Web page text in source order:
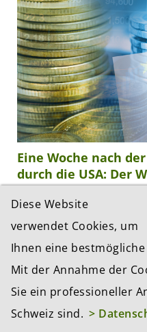
Eine Woche nach
durch die USA: Der
die Schuldenfrage
07.08.2026, 11:28 Uhr
Die koordinierte
Japan hat den Yen von
zurückgeholt. Die
den Umweg Euro sowie
Diese Website
verwendet Cookies, um
Ihnen eine
Mit der Annahme der
Sie ein professioneller
Schweiz sind. >